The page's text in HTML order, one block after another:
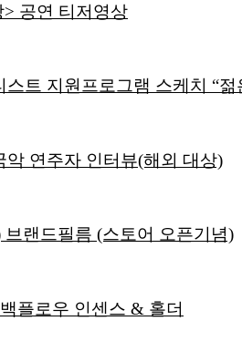
공연 티저영상
트 지원프로그램 스케치 “젊
연주자 인터뷰(해외 대상)
랜드필름 (스토어 오픈기념)
플로우 인센스 & 홀더